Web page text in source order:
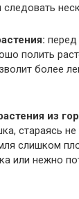
следовать
перед
полить
более
из
стараясь
слишком
или нежно